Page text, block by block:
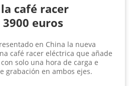
la café racer
euros
en China la nueva
café racer eléctrica que añade
solo una hora de carga e
grabación en ambos ejes.